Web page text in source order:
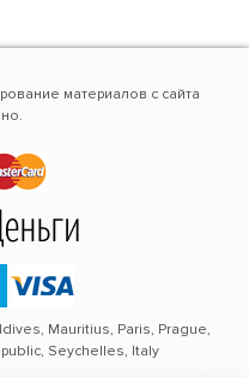
материалов с сайта
Mauritius, Paris, Prague,
Seychelles, Italy